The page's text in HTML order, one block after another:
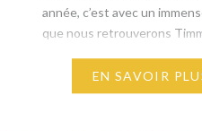
année, c’est avec un
que nous retrouverons
Handball ! ​Le club francilien
grand retour sur le
EN SAVOIR